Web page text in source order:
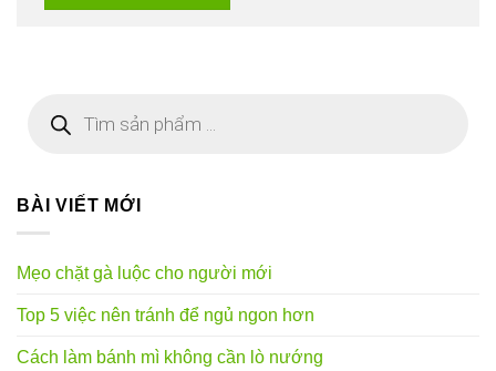
kiếm
BÀI VIẾT MỚI
Mẹo chặt gà luộc cho người mới
Top 5 việc nên tránh để ngủ ngon hơn
Cách làm bánh mì không cần lò nướng